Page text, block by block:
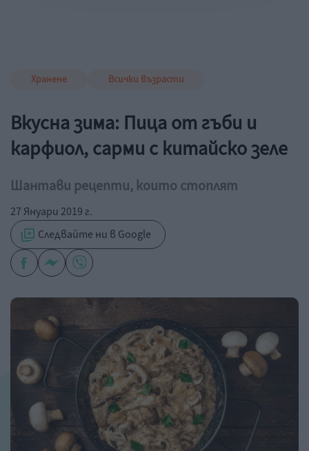
Хранене Всички възрасти
Вкусна зима: Пица от гъби и
карфиол, сарми с китайско зеле
Шантави рецепти, които стоплят
27 Януари 2019 г.
Следвайте ни в Google